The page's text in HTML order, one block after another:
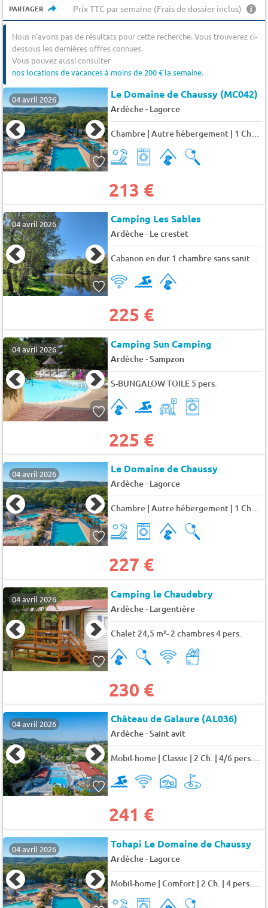
PARTAGER Prix TTC par semaine (Frais de dossier inclus)
Nous n'avons pas de résultats pour cette recherche. Vous trouverez ci-
dessous les dernières offres connues.
Vous pouvez aussi consulter
nos locations de vacances à moins de 200 € la semaine.
04 avril 2026 Le Domaine de Chaussy (MC042)
Ardèche- Lagorce
213 €
04 avril 2026 Camping Les Sables
Ardèche- Le crestet
Cabanon en dur 1 chambre sans sanitaire 5 pers.
225 €
04 avril 2026 Camping Sun Camping
Ardèche-Sampzon
S-BUNGALOW TOILE 5 pers.
225 €
04 avril 2026 Le Domaine de Chaussy
Ardèche- Lagorce
Chambre | Autre hébergement | 1 Ch. | 3 pers. | TV 3 pers.
227 €
04 avril 2026 Camping le Chaudebry
Ardèche- Largentière
Chalet 24,5 m²- 2 chambres 4 pers.
230 €
04 avril 2026 Château de Galaure (AL036)
Ardèche-Saint avit
Mobil-home | Classic | 2 Ch. | 4/6 pers. | Terrasse surélevée non couverte 6 pers.
241 €
04 avril 2026 Tohapi Le Domaine de Chaussy
Ardèche- Lagorce